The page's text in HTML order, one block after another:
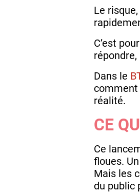
Le
C’est
Dans le
comment
réalité.
CE
Ce
floues.
Mais les
du public